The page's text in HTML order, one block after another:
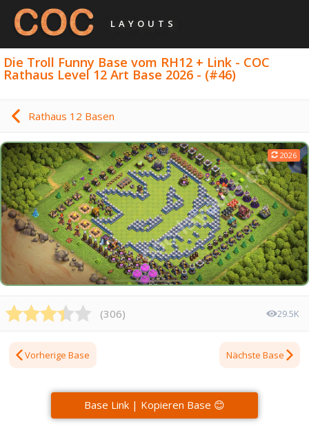
LAYOUTS
Die Troll Funny Base vom RH12 + Link - COC
Rathaus Level 12 Art Base 2026 - (#46)
Rathaus 12 Basen
2026
(306) 29.5K
Vorherige Base Nächste Base
Base Link | Kopieren Base 😊